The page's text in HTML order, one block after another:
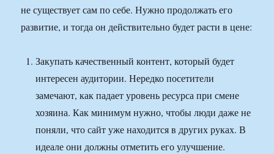
не существует сам по себе. Нужно продолжать его
развитие, и тогда он действительно будет расти в цене:
Закупать качественный контент, который будет
интересен аудитории. Нередко посетители
замечают, как падает уровень ресурса при смене
хозяина. Как минимум нужно, чтобы люди даже не
поняли, что сайт уже находится в других руках. В
идеале они должны отметить его улучшение.